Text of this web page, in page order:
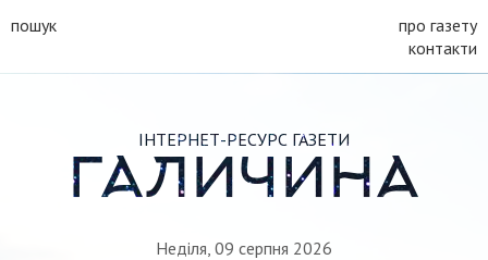
пошук
про газету
контакти
ІНТЕРНЕТ-РЕСУРС ГАЗЕТИ
ГАЛИЧИНА
Неділя, 09 серпня 2026